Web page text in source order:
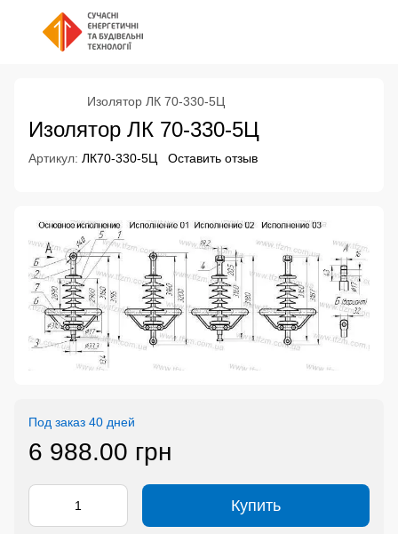
Изолятор ЛК 70-330-5Ц
Изолятор ЛК 70-330-5Ц
Артикул: ЛК70-330-5Ц Оставить отзыв
Под заказ 40 дней
6 988.00 грн
Купить